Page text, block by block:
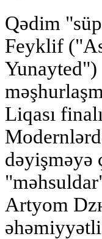
Qədim
Feyklif
Yunayted")
Liqası
dəyişməyə
Artyom